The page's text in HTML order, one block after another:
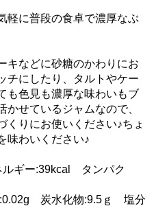
軽に普段の食卓で濃厚なぶ
キなどに砂糖のかわりにお
チにしたり、タルトやケー
も色見も濃厚な味わいもブ
せているジャムなので、
くりにお使いください♪ちょ
味わいください♪
ギー:39kcal タンパク
物:9.5ｇ 塩分